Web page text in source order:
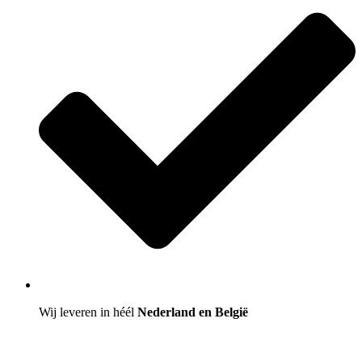
Wij leveren in héél Nederland en België